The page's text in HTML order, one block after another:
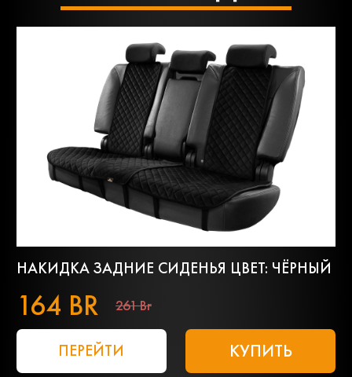
НАКИДКА ЗАДНИЕ СИДЕНЬЯ ЦВЕТ: ЧЁРНЫЙ
164 BR 261 Br
ПЕРЕЙТИ КУПИТЬ